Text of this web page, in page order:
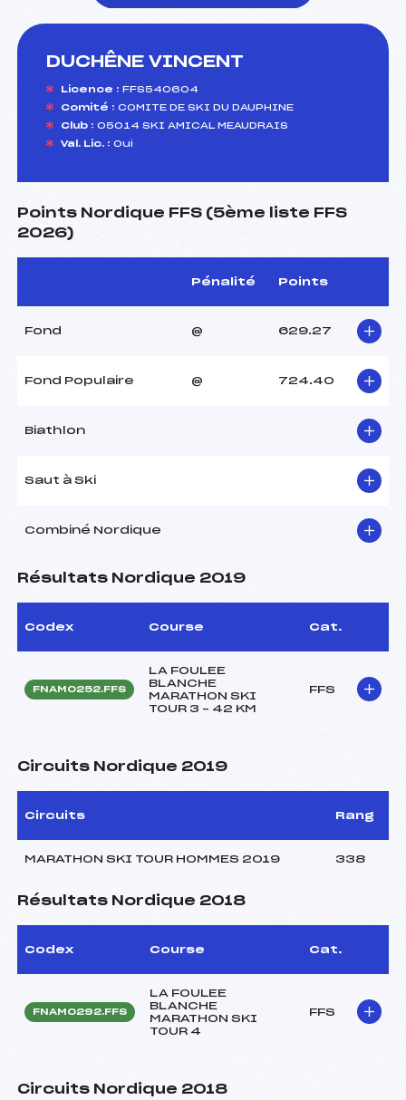
DUCHÊNE VINCENT
Licence : FFS540604
Comité : COMITE DE SKI DU DAUPHINE
Club : 05014 SKI AMICAL MEAUDRAIS
Val. Lic. : Oui
Points Nordique FFS (5ème liste FFS
2026)
Pénalité Points
Fond @ 629.27
Fond Populaire @ 724.40
Biathlon
Saut à Ski
Combiné Nordique
Résultats Nordique 2019
Codex Course Cat.
FNAM0252.FFS
LA FOULEE
BLANCHE
MARATHON SKI
TOUR 3 – 42 KM
FFS
Circuits Nordique 2019
Circuits Rang
MARATHON SKI TOUR HOMMES 2019 338
Résultats Nordique 2018
Codex Course Cat.
FNAM0292.FFS
LA FOULEE
BLANCHE
MARATHON SKI
TOUR 4
FFS
Circuits Nordique 2018